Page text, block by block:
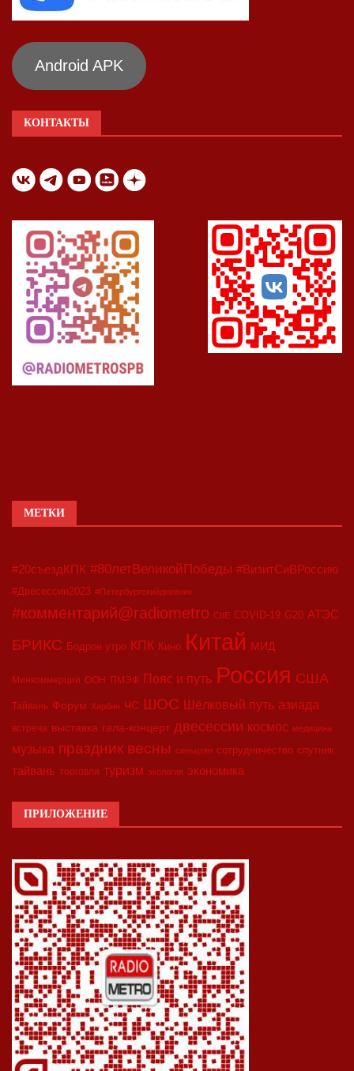
Android APK
КОНТАКТЫ
МЕТКИ
#20съездКПК #80летВеликойПобеды #ВизитСиВРоссию
#Двесессии2023 #Петербургскийдневник
#комментарий@radiometro CIIE COVID-19 G20 АТЭС
БРИКС Бодрое утро КПК Кино Китай МИД
Минкоммерции ООН ПМЭФ Пояс и путь Россия США
Тайвань Форум Харбин ЧС ШОС Шёлковый путь азиада
встреча выставка гала-концерт двесессии космос медицина
музыка праздник весны синьцзян сотрудничество спутник
тайвань торговля туризм экология экономика
ПРИЛОЖЕНИЕ